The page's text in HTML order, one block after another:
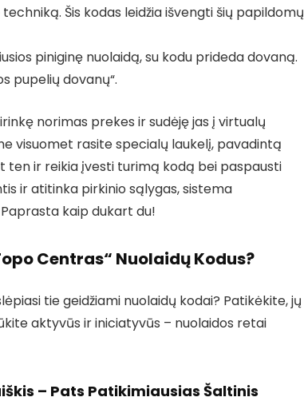
Šis kodas leidžia išvengti šių papildomų
piniginę nuolaidą, su kodu prideda dovaną.
pupelių dovanų“.
norimas prekes ir sudėję jas į virtualų
visuomet rasite specialų laukelį, pavadintą
ten ir reikia įvesti turimą kodą bei paspausti
ir atitinka pirkinio sąlygas, sistema
kaip dukart du!
Centras“ Nuolaidų Kodus?
tie geidžiami nuolaidų kodai? Patikėkite, jų
aktyvūs ir iniciatyvūs – nuolaidos retai
– Pats Patikimiausias Šaltinis